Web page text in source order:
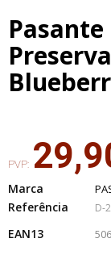
Pasante
PVP:
Marca
Referência D-
EAN13